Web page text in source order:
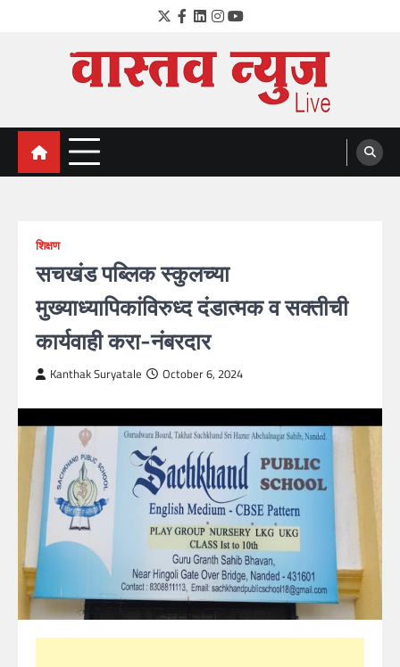
Twitter
Facebook
LinkedIn
Instagram
YouTube
VastavNEWSLive.com
a leading NEWS portal of Maharahstra
शिक्षण
सचखंड पब्लिक स्कुलच्या
मुख्याध्यापिकांविरुध्द दंडात्मक व सक्तीची
कार्यवाही करा-नंबरदार
Kanthak Suryatale October 6, 2024